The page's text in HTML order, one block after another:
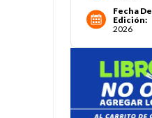
Fecha De
Edición:
2026